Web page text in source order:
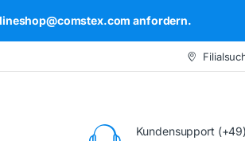
anfordern.
Kundensupport